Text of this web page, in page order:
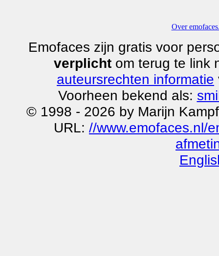
Over
Emofaces zijn gratis voor
verplichtom terug te link
auteursrechten informatie
Voorheen bekend als:
© 1998 - 2026 by Marijn
URL: //www.emofaces.nl/